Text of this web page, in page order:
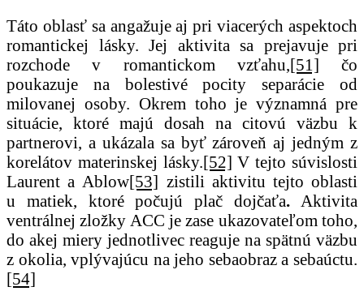
Táto oblasť sa angažuje aj pri viacerých aspektoch
romantickej lásky. Jej aktivita sa prejavuje pri
rozchode v romantickom vzťahu,[51] čo
poukazuje na bolestivé pocity separácie od
milovanej osoby. Okrem toho je významná pre
situácie, ktoré majú dosah na citovú väzbu k
partnerovi, a ukázala sa byť zároveň aj jedným z
korelátov materinskej lásky.[52] V tejto súvislosti
Laurent a Ablow[53] zistili aktivitu tejto oblasti
u matiek, ktoré počujú plač dojčaťa. Aktivita
ventrálnej zložky ACC je zase ukazovateľom toho,
do akej miery jednotlivec reaguje na spätnú väzbu
z okolia, vplývajúcu na jeho sebaobraz a sebaúctu.
[54]